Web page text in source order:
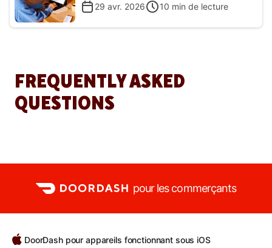
29 avr. 2026
10 min de lecture
FREQUENTLY ASKED
QUESTIONS
pour les commerçants
DoorDash pour appareils fonctionnant sous iOS